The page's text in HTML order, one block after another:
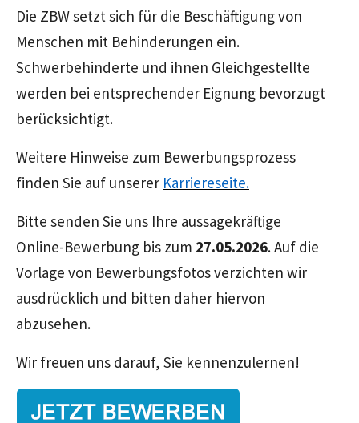
Die ZBW setzt sich für die Beschäftigung von
Menschen mit Behinderungen ein.
Schwerbehinderte und ihnen Gleichgestellte
werden bei entsprechender Eignung bevorzugt
berücksichtigt.
Weitere Hinweise zum Bewerbungsprozess
finden Sie auf unserer Karriereseite.
Bitte senden Sie uns Ihre aussagekräftige
Online-Bewerbung bis zum 27.05.2026. Auf die
Vorlage von Bewerbungsfotos verzichten wir
ausdrücklich und bitten daher hiervon
abzusehen.
Wir freuen uns darauf, Sie kennenzulernen!